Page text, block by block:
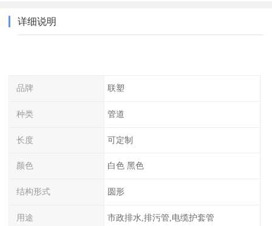
详细说明
品牌 联塑
种类 管道
长度 可定制
颜色 白色 黑色
结构形式 圆形
用途 市政排水,排污管,电缆护套管